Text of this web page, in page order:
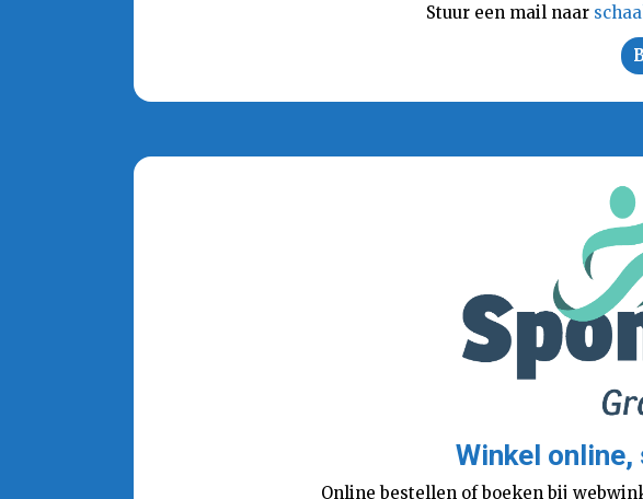
Stuur een mail naar
Winkel
Online bestellen of boeken bij